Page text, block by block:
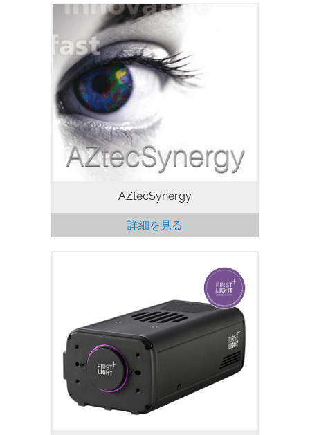
EDS・EBSD同時データ収集
AZtecSynergy は、EDS と EBSD のデー
タを同時に収集するための強力なソリュー
ションとなっています。優れた統合データ
を収集するためのすべてのツールは １ か
所に置かれており、特定のナビゲータから
他のナビゲータへの複雑な切り替えは不要
です。
AZtecSynergy
詳細を見る
C-RED 2は、30エレクトロン以下の超低
ノイズと600 e/p/s以下の超低暗電流で
600fpsの撮影が可能な、画期的な高速・
低ノイズSWIRカメラです。